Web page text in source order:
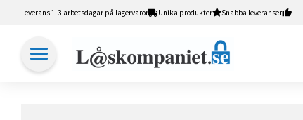
Leverans 1-3 arbetsdagar på lagervaror Unika produkter Snabba leveranser